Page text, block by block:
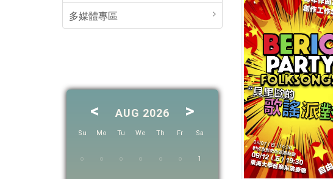
多媒體專區
< AUG 2026 >
Su Mo Tu We Th Fr Sa
1